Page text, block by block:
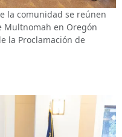
la comunidad se reúnen
Multnomah en Oregón
la Proclamación de